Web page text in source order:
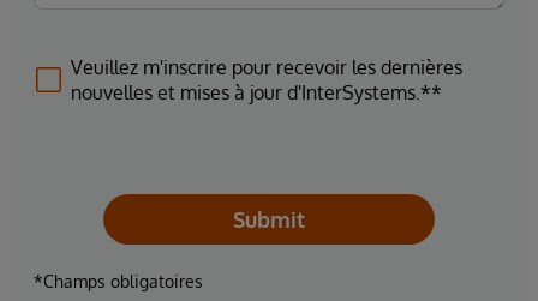
Veuillez m'inscrire pour recevoir les dernières
nouvelles et mises à jour d'InterSystems.**
Submit
*Champs obligatoires